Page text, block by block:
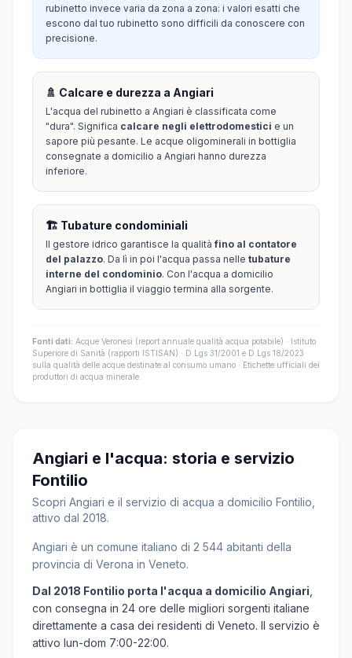
rubinetto invece varia da zona a zona: i valori esatti che
escono dal tuo rubinetto sono difficili da conoscere con
precisione.
🚿 Calcare e durezza a Angiari
L'acqua del rubinetto a Angiari è classificata come
"dura". Significa calcare negli elettrodomestici e un
sapore più pesante. Le acque oligominerali in bottiglia
consegnate a domicilio a Angiari hanno durezza
inferiore.
🏗️ Tubature condominiali
Il gestore idrico garantisce la qualitàfino al contatore
del palazzo. Da lì in poi l'acqua passa nelle tubature
interne del condominio. Con l'acqua a domicilio
Angiari in bottiglia il viaggio termina alla sorgente.
Fonti dati: Acque Veronesi (report annuale qualità acqua potabile) · Istituto
Superiore di Sanità (rapporti ISTISAN) · D.Lgs 31/2001 e D.Lgs 18/2023
sulla qualità delle acque destinate al consumo umano · Etichette ufficiali dei
produttori di acqua minerale.
Angiari e l'acqua: storia e servizio
Fontilio
Scopri Angiari e il servizio di acqua a domicilio Fontilio,
attivo dal 2018.
Angiari è un comune italiano di 2 544 abitanti della
provincia di Verona in Veneto.
Dal 2018 Fontilio porta l'acqua a domicilio Angiari
con consegna in 24 ore delle migliori sorgenti italiane
direttamente a casa dei residenti di Veneto. Il servizio è
attivo lun-dom 7:00-22:00.